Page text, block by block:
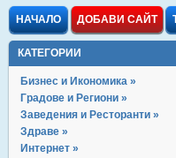
НАЧАЛО ДОБАВИ САЙТ
КАТЕГОРИИ
Бизнес и Икономика »
Градове и Региони »
Заведения и Ресторанти »
Здраве »
Интернет »